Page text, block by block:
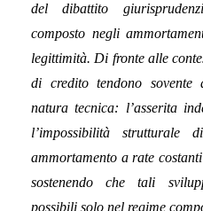
del dibattito
composto negli
legittimità. Di fronte alle
di credito tendono sovente
natura tecnica: l’asserita
l’impossibilità
ammortamento a rate
sostenendo che tali
possibili solo nel regime